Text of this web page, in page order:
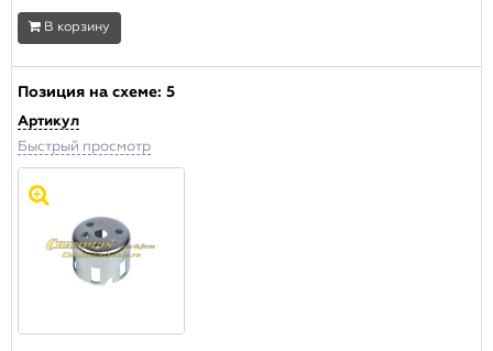
В корзину
Позиция на схеме: 5
Артикул
Быстрый просмотр